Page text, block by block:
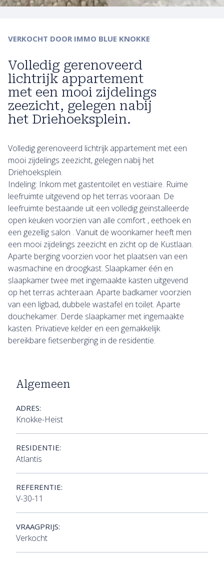
Volledig gerenoveerd
lichtrijk appartement
met een mooi zijdelings
zeezicht, gelegen nabij
het Driehoeksplein.
VERKOCHT DOOR IMMO BLUE KNOKKE
Volledig gerenoveerd lichtrijk appartement met een
mooi zijdelings zeezicht, gelegen nabij het
Driehoeksplein.
Indeling: Inkom met gastentoilet en vestiaire. Ruime
leefruimte uitgevend op het terras vooraan. De
leefruimte bestaande uit een volledig geïnstalleerde
open keuken voorzien van alle comfort , eethoek en
een gezellig salon . Vanuit de woonkamer heeft men
een mooi zijdelings zeezicht en zicht op de Kustlaan.
Aparte berging voorzien voor het plaatsen van een
wasmachine en droogkast. Slaapkamer één en
slaapkamer twee met ingemaakte kasten uitgevend
op het terras achteraan. Aparte badkamer voorzien
van een ligbad, dubbele wastafel en toilet. Aparte
douchekamer. Derde slaapkamer met ingemaakte
kasten. Privatieve kelder en een gemakkelijk
bereikbare fietsenberging in de residentie.
Algemeen
ADRES:
Knokke-Heist
RESIDENTIE:
Atlantis
REFERENTIE:
V-30-11
VRAAGPRIJS:
Verkocht